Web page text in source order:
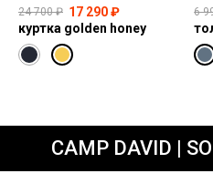
24 700 ₽ 17 290 ₽
куртка golden honey
6
CAMP DAVID |